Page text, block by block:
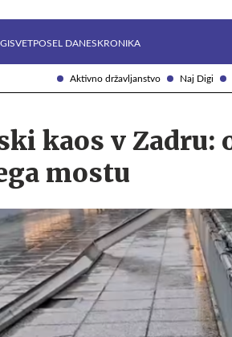
Aktivno državljanstvo Naj Digi
POSEL DANESKRONIKA
kaos v Zadru:
mostu